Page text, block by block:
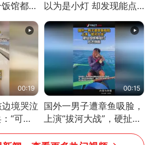
馆都没
点
以为是小灯 却发现能点
燃香烟 当事人：已报警
处理
00:19
境哭泣
“可不
回国”
00:15
国外一男子遭章鱼吸脸，
上演“拔河大战”，硬扯加
铁棒敲打方才挣脱